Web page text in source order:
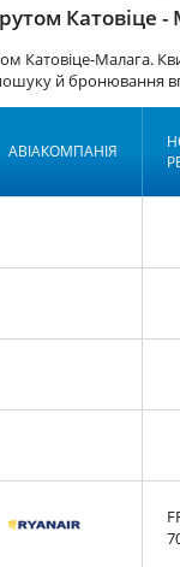
Катовіце -
Катовіце-Малага.
й бронювання
АВІАКОМПАНІЯ